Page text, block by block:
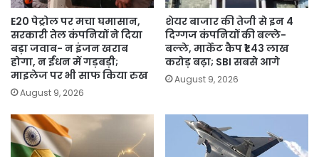
E20 पेट्रोल पर मचा घमासान,
सरकारी तेल कंपनियों ने दिया
बड़ा जवाब- न इंजन खराब
होगा, न ईंधन में गड़बड़ी;
माइलेज पर भी साफ किया रुख
August 9, 2026
शेयर बाजार की तेजी से इन 4
दिग्गज कंपनियों की बल्ले-
बल्ले, मार्केट कैप ₹1.43 लाख
करोड़ बढ़ा; SBI सबसे आगे
August 9, 2026